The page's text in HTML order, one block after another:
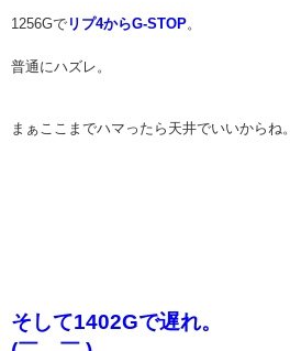
1256Gで リプ4からG-STOP。
普通にハズレ。
まぁここまでハマったら天井でいいからね。
そして1402Gで遅れ。